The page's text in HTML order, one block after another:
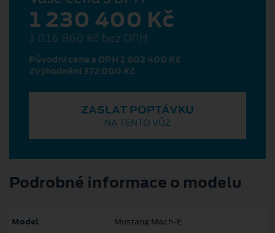
1 230 400 Kč
1 016 860 Kč bez DPH
Původní cena s DPH 1 602 400 Kč
Zvýhodnění 372 000 Kč
ZASLAT POPTÁVKU
NA TENTO VŮZ
Podrobné informace o modelu
Model Mustang Mach‑E